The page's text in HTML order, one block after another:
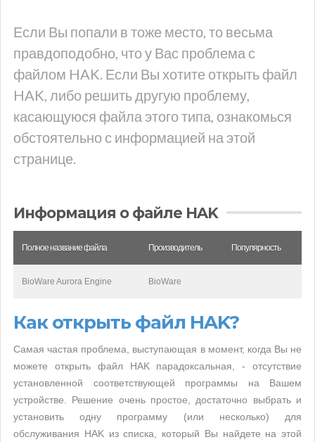
Если Вы попали в тоже место, то весьма
правдоподобно, что у Вас проблема с
файлом HAK. Если Вы хотите открыть файл
HAK, либо решить другую проблему,
касающуюся файла этого типа, ознакомься
обстоятельно с информацией на этой
странице.
Информация о файле HAK
Полное название файла Производитель Популярность
BioWare Aurora Engine BioWare
Как открыть файл HAK?
Самая частая проблема, выступающая в момент, когда Вы не
можете открыть файл HAK парадоксальная, - отсутствие
установленной соответствующей программы на Вашем
устройстве. Решение очень простое, достаточно выбрать и
установить одну программу (или несколько) для
обслуживания HAK из списка, который Вы найдете на этой